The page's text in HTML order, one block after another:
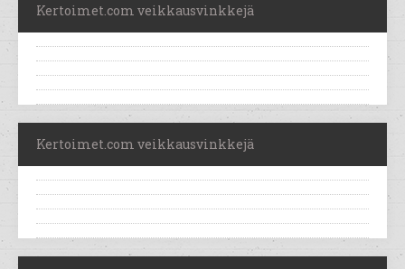
Kertoimet.com veikkausvinkkejä
Kertoimet.com veikkausvinkkejä